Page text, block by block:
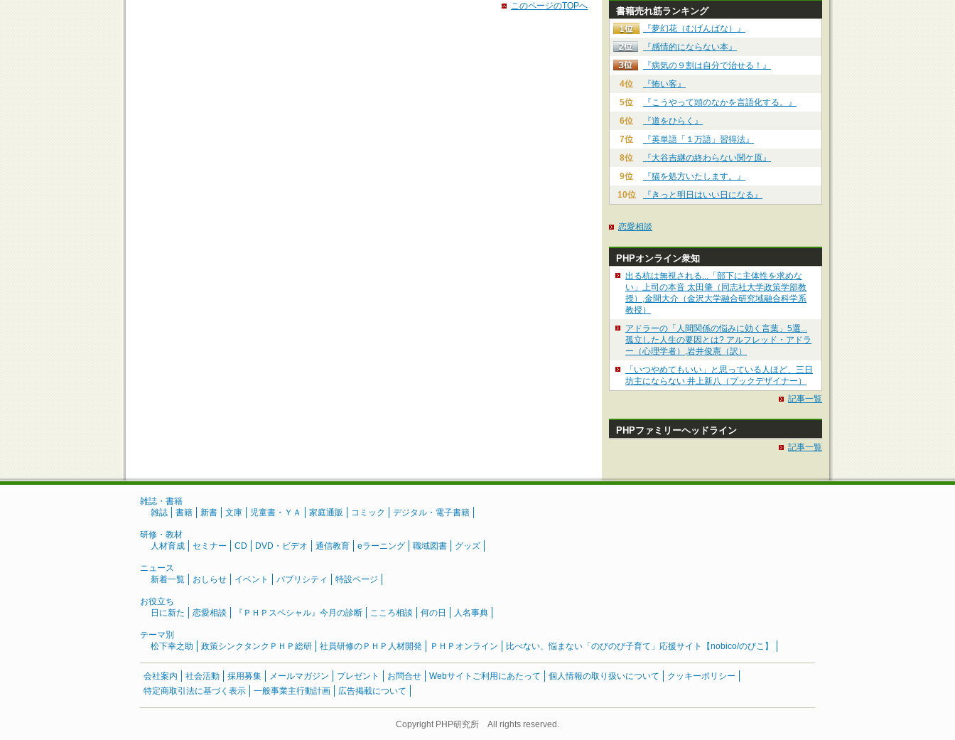
このページのTOPへ 書籍売れ筋ランキング
『夢幻花（むげんばな）』
『感情的にならない本』
『病気の９割は自分で治せる！』
4位
『怖い客』
5位
『こうやって頭のなかを言語化する。』
6位
『道をひらく』
7位
『英単語「１万語」習得法』
8位
『大谷吉継の終わらない関ケ原』
9位
『猫を処方いたします。』
10位
『きっと明日はいい日になる』
恋愛相談
PHPオンライン衆知
出る杭は無視される...「部下に主体性を求めな
い」上司の本音 太田肇（同志社大学政策学部教
授）,金間大介（金沢大学融合研究域融合科学系
教授）
アドラーの「人間関係の悩みに効く言葉」5選...
孤立した人生の要因とは? アルフレッド・アドラ
ー（心理学者）,岩井俊憲（訳）
「いつやめてもいい」と思っている人ほど、三日
坊主にならない 井上新八（ブックデザイナー）
記事一覧
PHPファミリーヘッドライン
記事一覧
雑誌・書籍
雑誌
書籍 新書 文庫 児童書・ＹＡ 家庭通販 コミック デジタル・電子書籍
研修・教材
人材育成
セミナー CD DVD・ビデオ 通信教育 eラーニング 職域図書 グッズ
ニュース
新着一覧
おしらせ イベント パブリシティ 特設ページ
お役立ち
日に新た
恋愛相談 『ＰＨＰスペシャル』今月の診断 こころ相談 何の日 人名事典
テーマ別
松下幸之助
政策シンクタンクＰＨＰ総研 社員研修のＰＨＰ人材開発 ＰＨＰオンライン 比べない、悩まない「のびのび子育て」応援サイト【nobico/のびこ】
会社案内 社会活動 採用募集 メールマガジン プレゼント お問合せ Webサイトご利用にあたって 個人情報の取り扱いについて
クッキーポリシー
特定商取引法に基づく表示
一般事業主行動計画 広告掲載について
Copyright PHP研究所 All rights reserved.